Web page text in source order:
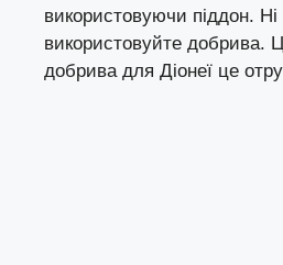
використовуючи піддон. Ні
використовуйте добрива.
добрива для Діонеї це